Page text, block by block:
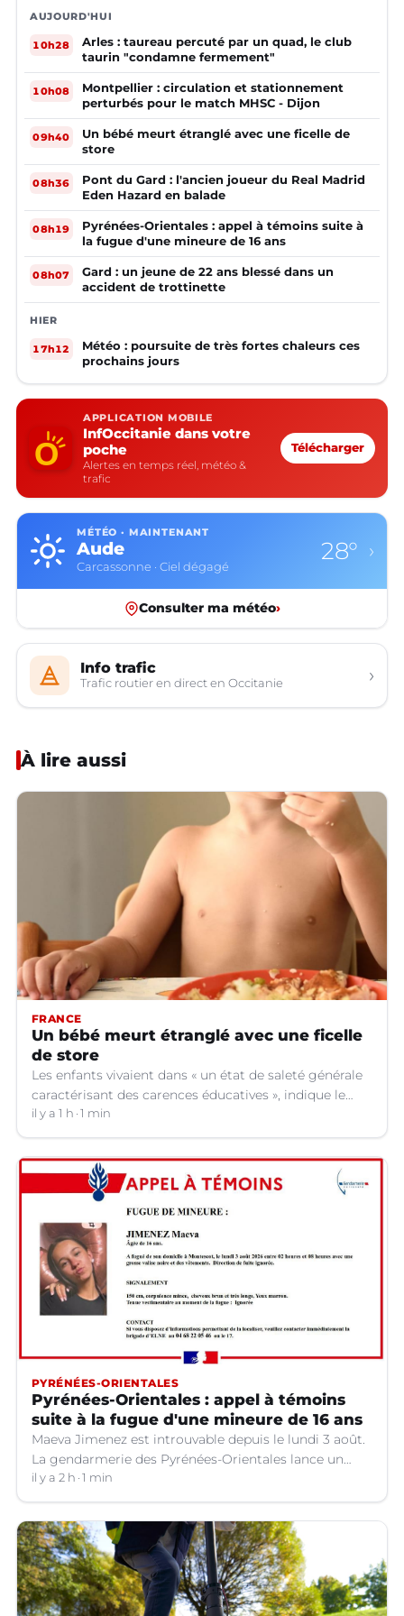
AUJOURD'HUI
10h28
Arles : taureau percuté par un quad, le club
taurin "condamne fermement"
10h08
Montpellier : circulation et stationnement
perturbés pour le match MHSC - Dijon
09h40
Un bébé meurt étranglé avec une ficelle de
store
08h36
Pont du Gard : l'ancien joueur du Real Madrid
Eden Hazard en balade
08h19
Pyrénées-Orientales : appel à témoins suite à
la fugue d'une mineure de 16 ans
08h07
Gard : un jeune de 22 ans blessé dans un
accident de trottinette
HIER
17h12
Météo : poursuite de très fortes chaleurs ces
prochains jours
APPLICATION MOBILE
InfOccitanie dans votre
poche
Alertes en temps réel, météo &
trafic
Télécharger
MÉTÉO · MAINTENANT
Aude
Carcassonne · Ciel dégagé
28° ›
Consulter ma météo›
Info trafic
Trafic routier en direct en Occitanie ›
À lire aussi
FRANCE
Un bébé meurt étranglé avec une ficelle
de store
Les enfants vivaient dans « un état de saleté générale
caractérisant des carences éducatives », indique le
parquet.
il y a 1 h 1 min
PYRÉNÉES-ORIENTALES
Pyrénées-Orientales : appel à témoins
suite à la fugue d'une mineure de 16 ans
Maeva Jimenez est introuvable depuis le lundi 3 août.
La gendarmerie des Pyrénées-Orientales lance un
appel à témoins.
il y a 2 h 1 min